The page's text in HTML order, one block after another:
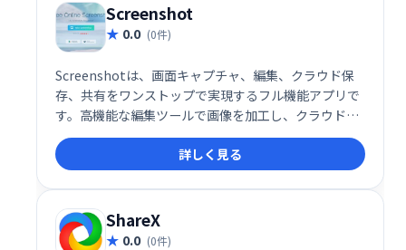
Screenshot
0.0 (0件)
Screenshotは、画面キャプチャ、編集、クラウド保
存、共有をワンストップで実現するフル機能アプリで
す。高機能な編集ツールで画像を加工し、クラウドに
保存して簡単にチームや仲間と共有できます。効率的
なスクリーンショット管理で、作業効率を大幅に向上
させましょう。
詳しく見る
ShareX
0.0 (0件)